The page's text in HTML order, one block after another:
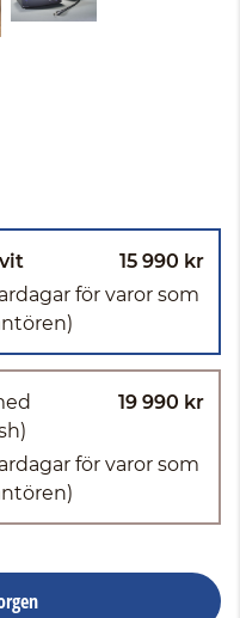
15 990 kr
för varor som
19 990 kr
för varor som